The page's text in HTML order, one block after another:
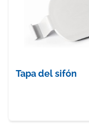
Tapa del sifón